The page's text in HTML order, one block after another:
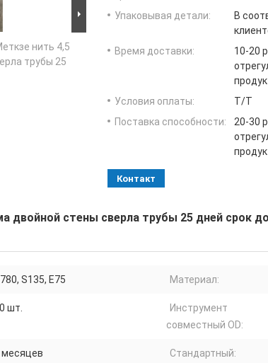
нить 4,5
трубы 25
Упаковывая детали:
В
Время доставки:
10-20
Условия оплаты:
Т/Т
Поставка способности:
20-30
Контакт
двойной стены сверла трубы 25 дней срок
S135, E75 Материал:
шт.
Инструмент
совместный OD:
месяцев Стандартный: